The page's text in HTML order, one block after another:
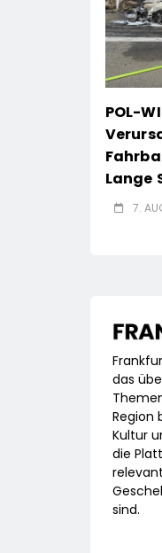
POL-
Lange
7.
das
Region
Kultur
die
sind.